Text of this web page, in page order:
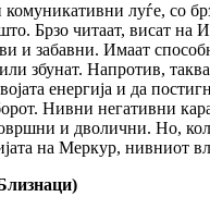
луѓе, со
Брзо читаат, висат на
и забавни. Имаат
збунат. Напротив,
енергија и да
Нивни негативни
и дволични. Но,
на Меркур, нивниот